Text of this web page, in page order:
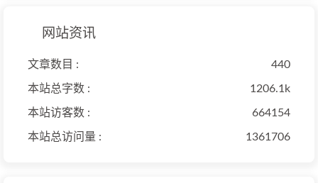
网站资讯
文章数目 : 440
本站总字数 : 1206.1k
本站访客数 : 664154
本站总访问量 : 1361706